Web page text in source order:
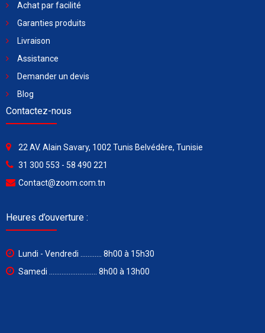
Achat par facilité
Garanties produits
Livraison
Assistance
Demander un devis
Blog
Contactez-nous
22 AV. Alain Savary, 1002 Tunis Belvédère, Tunisie
31 300 553 - 58 490 221
Contact@zoom.com.tn
Heures d’ouverture :
Lundi - Vendredi ............ 8h00 à 15h30
Samedi ........................... 8h00 à 13h00